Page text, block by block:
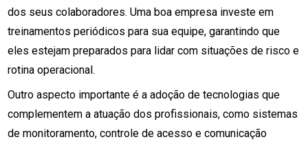
dos seus colaboradores. Uma boa empresa investe em
treinamentos periódicos para sua equipe, garantindo que
eles estejam preparados para lidar com situações de risco e
rotina operacional.
Outro aspecto importante é a adoção de tecnologias que
complementem a atuação dos profissionais, como sistemas
de monitoramento, controle de acesso e comunicação